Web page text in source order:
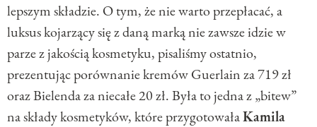
lepszym składzie. O tym, że nie warto przepłacać, a
luksus kojarzący się z daną marką nie zawsze idzie w
parze z jakością kosmetyku, pisaliśmy ostatnio,
prezentując porównanie kremów Guerlain za 719 zł
oraz Bielenda za niecałe 20 zł. Była to jedna z „bitew”
na składy kosmetyków, które przygotowałaKamila